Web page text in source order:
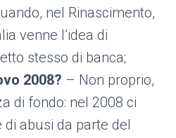
nel Rinascimento,
venne l’idea di
stesso di banca;
2008? – Non proprio,
di fondo: nel 2008 ci
abusi da parte del